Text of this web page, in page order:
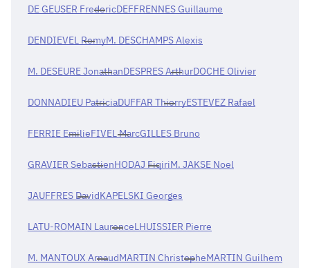
DE GEUSER FredericDEFFRENNES Guillaume
DENDIEVEL RemyM. DESCHAMPS Alexis
M. DESEURE JonathanDESPRES ArthurDOCHE Olivier
DONNADIEU PatriciaDUFFAR ThierryESTEVEZ Rafael
FERRIE EmilieFIVEL MarcGILLES Bruno
GRAVIER SebastienHODAJ FiqiriM. JAKSE Noel
JAUFFRES DavidKAPELSKI Georges
LATU-ROMAIN LaurenceLHUISSIER Pierre
M. MANTOUX ArnaudMARTIN ChristopheMARTIN Guilhem